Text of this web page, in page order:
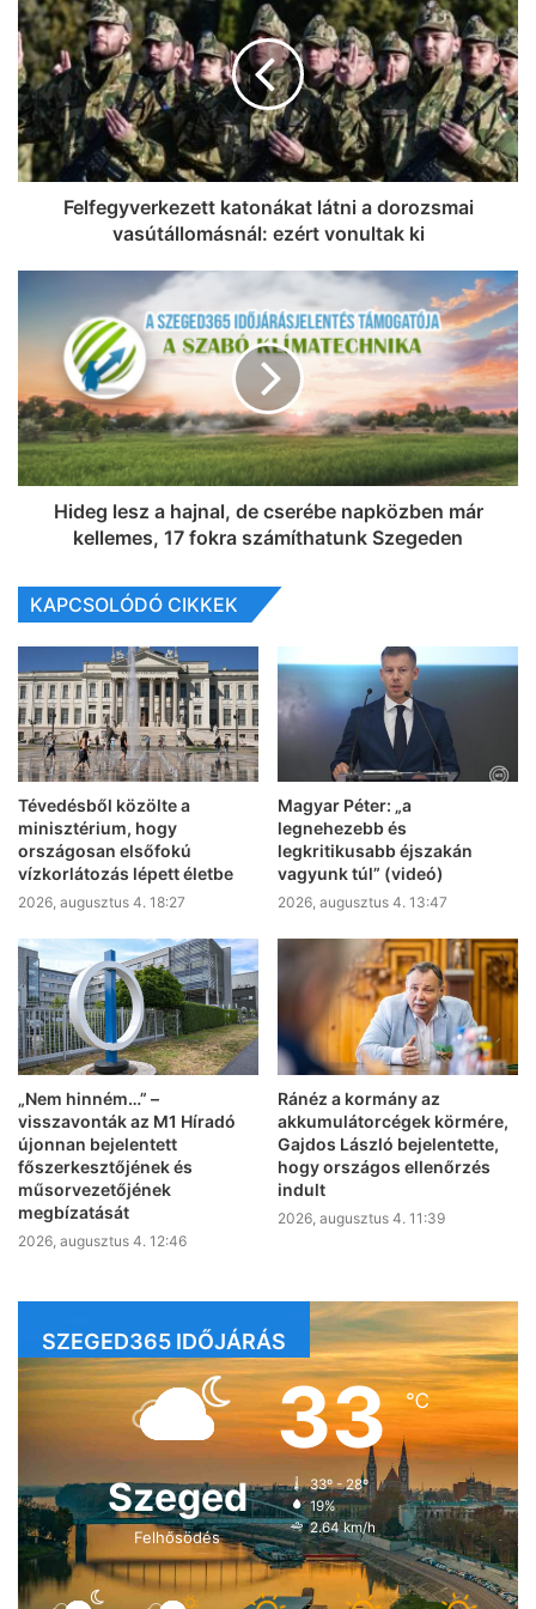
indítanak el, és bővítik az energiatároló
kapacitásokat
Felfegyverkezett katonákat látni a dorozsmai
vasútállomásnál: ezért vonultak ki
Hideg lesz a hajnal, de cserébe napközben már
kellemes, 17 fokra számíthatunk Szegeden
KAPCSOLÓDÓ CIKKEK
Tévedésből közölte a
minisztérium, hogy
országosan elsőfokú
vízkorlátozás lépett életbe
2026, augusztus 4. 18:27
Magyar Péter: „a
legnehezebb és
legkritikusabb éjszakán
vagyunk túl” (videó)
2026, augusztus 4. 13:47
„Nem hinném…” –
visszavonták az M1 Híradó
újonnan bejelentett
főszerkesztőjének és
műsorvezetőjének
megbízatását
2026, augusztus 4. 12:46
Ránéz a kormány az
akkumulátorcégek körmére,
Gajdos László bejelentette,
hogy országos ellenőrzés
indult
2026, augusztus 4. 11:39
SZEGED365 IDŐJÁRÁS
Szeged
Felhősödés
33℃
33º - 28º
19%
2.64 km/h